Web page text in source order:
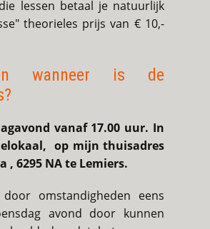
lessen betaal je natuurlijk
theorieles prijs van € 10,-
wanneer is de
vanaf 17.00 uur. In
op mijn thuisadres
, 6295 NA te Lemiers.
omstandigheden eens
avond door kunnen